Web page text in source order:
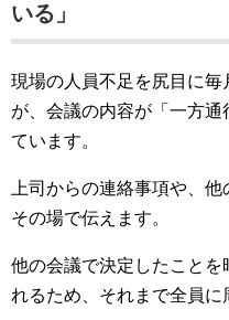
いる」
現場の人員不足を尻目に
が、会議の内容が「一方
ています。
上司からの連絡事項や、
その場で伝えます。
他の会議で決定したこと
れるため、それまで全員に